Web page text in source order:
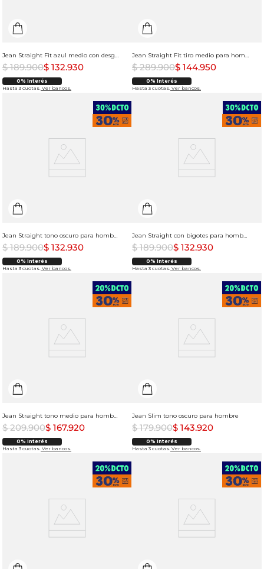
Jean Straight Fit azul medio con desgaste para hombre
$ 189.900$ 132.930
0% Interés
Hasta 3 cuotas. Ver bancos.
Jean Straight Fit tiro medio para hombre
$ 289.900$ 144.950
0% Interés
Hasta 3 cuotas. Ver bancos.
Jean Straight tono oscuro para hombre
$ 189.900$ 132.930
0% Interés
Hasta 3 cuotas. Ver bancos.
Jean Straight con bigotes para hombre
$ 189.900$ 132.930
0% Interés
Hasta 3 cuotas. Ver bancos.
Jean Straight tono medio para hombre
$ 209.900$ 167.920
0% Interés
Hasta 3 cuotas. Ver bancos.
Jean Slim tono oscuro para hombre
$ 179.900$ 143.920
0% Interés
Hasta 3 cuotas. Ver bancos.